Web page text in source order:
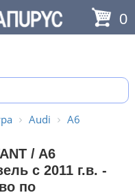
0
Audi A6
/ A6
с 2011 г.в. -
по